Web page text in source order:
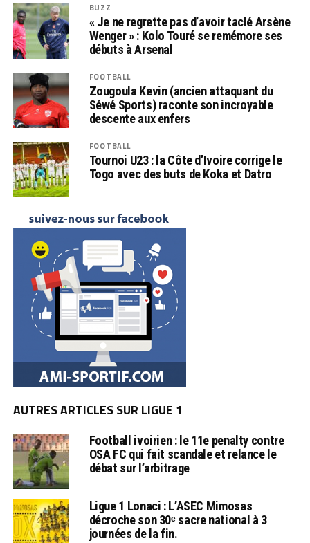
BUZZ
« Je ne regrette pas d’avoir taclé Arsène
Wenger » : Kolo Touré se remémore ses
débuts à Arsenal
FOOTBALL
Zougoula Kevin (ancien attaquant du
Séwé Sports) raconte son incroyable
descente aux enfers
FOOTBALL
Tournoi U23 : la Côte d’Ivoire corrige le
Togo avec des buts de Koka et Datro
AUTRES ARTICLES SUR LIGUE 1
Football ivoirien : le 11e penalty contre
OSA FC qui fait scandale et relance le
débat sur l’arbitrage
Ligue 1 Lonaci : L’ASEC Mimosas
décroche son 30ᵉ sacre national à 3
journées de la fin.